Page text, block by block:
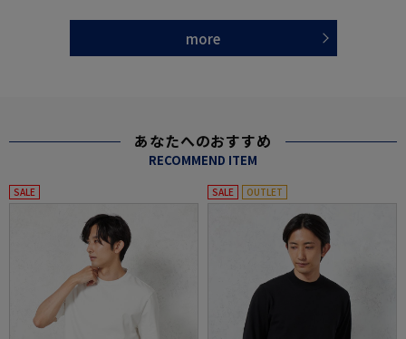
more
あなたへのおすすめ
RECOMMEND ITEM
SALE SALE OUTLET